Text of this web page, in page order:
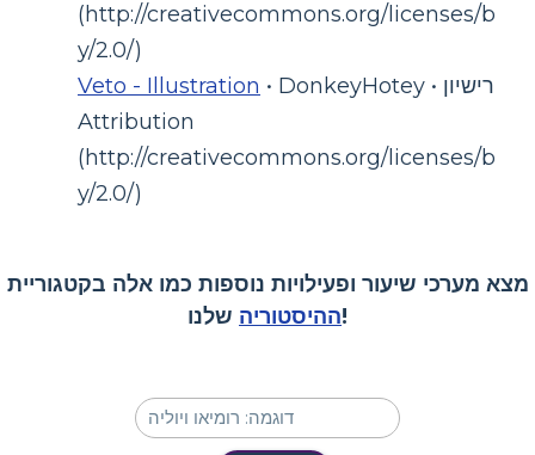
(http://creativecommons.org/licenses/b
y/2.0/)
Veto - Illustration • DonkeyHotey • רישיון
Attribution
(http://creativecommons.org/licenses/b
y/2.0/)
מצא מערכי שיעור ופעילויות נוספות כמו אלה בקטגוריית
ההיסטוריהשלנו!